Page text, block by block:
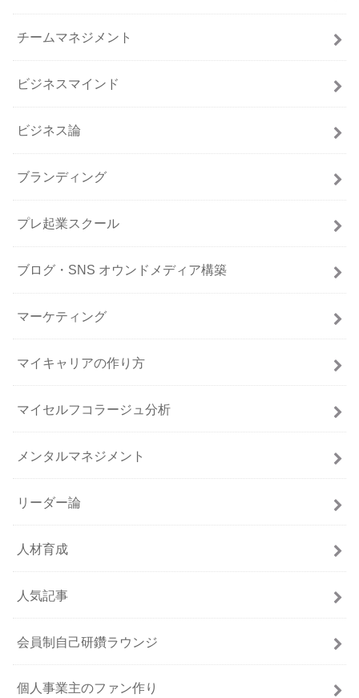
チームマネジメント
ビジネスマインド
ビジネス論
ブランディング
プレ起業スクール
ブログ・SNS オウンドメディア構築
マーケティング
マイキャリアの作り方
マイセルフコラージュ分析
メンタルマネジメント
リーダー論
人材育成
人気記事
会員制自己研鑽ラウンジ
個人事業主のファン作り